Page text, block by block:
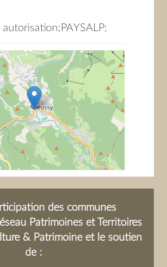
des communes
Patrimoines et Territoires
& Patrimoine et le soutien
de :